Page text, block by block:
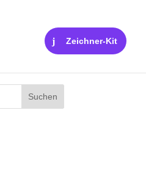
Zeichner-Kit